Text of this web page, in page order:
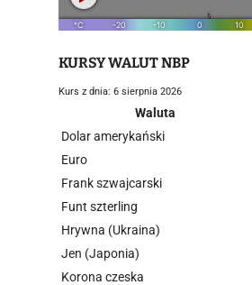
KURSY WALUT NBP
Kurs z dnia: 6 sierpnia 2026
Waluta
Dolar amerykański
Euro
Frank szwajcarski
Funt szterling
Hrywna (Ukraina)
Jen (Japonia)
Korona czeska